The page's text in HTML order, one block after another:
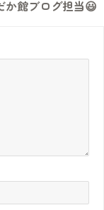
か館ブログ担当😃